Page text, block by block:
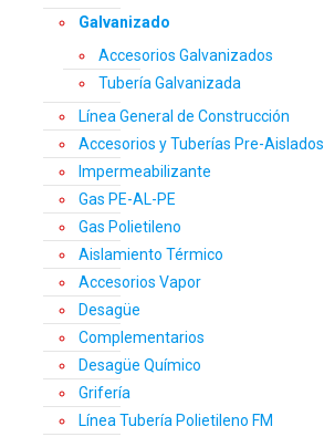
Galvanizado
Accesorios Galvanizados
Tubería Galvanizada
Línea General de Construcción
Accesorios y Tuberías Pre-Aislados
Impermeabilizante
Gas PE-AL-PE
Gas Polietileno
Aislamiento Térmico
Accesorios Vapor
Desagüe
Complementarios
Desagüe Químico
Grifería
Línea Tubería Polietileno FM